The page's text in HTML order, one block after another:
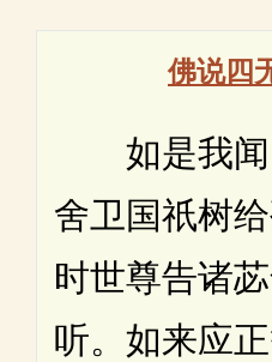
佛说四
如是我闻
舍卫国祇树
时世尊告诸
听。如来应